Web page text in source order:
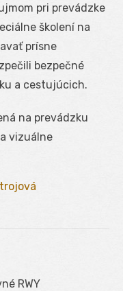
pri prevádzke
školení na
prísne
bezpečné
a cestujúcich.
na prevádzku
vizuálne
RWY